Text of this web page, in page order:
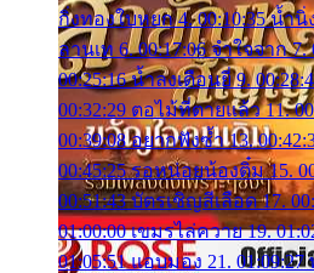
กิ่งทองใบหยก 4. 00:10:35 น้ำ
ลานเท 6. 00:17:06 จำใจจาก
00:25:16 น้ำลงเดือนยี่ 9.
00:32:29 ตอไม้ที่ตายแล้ว 11.
00:39:08 อยากฟังซ้ำ 13.
00:45:25 รอหน่อยน้องติ๋ม 15.
00:51:43 บัตรเชิญสีเลือด 17.
01:00:00 เขมรไล่ควาย 19.
01:05:51 แอบมอง 21.